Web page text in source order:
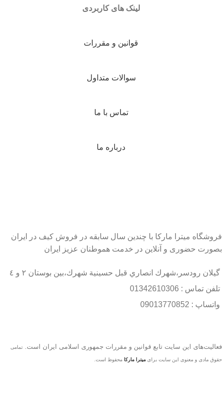
لینک های کاربردی
قوانین و مقررات
سوالات متداول
تماس با ما
درباره ما
فروشگاه میترا مارکا با چندین سال سابقه در فروش کیف در ایران
بصورت حضوری و آنلاین در خدمت هموطنان عزیز ایران
گيلان رودسر،شهرك انصاري قبل حسينية شهرك،بين بوستان ٢ و ٤
تلفن تماس : 01342610306
واتساپ : 09013770852
فعاليت‌های اين سايت تابع قوانين و مقررات جمهوری اسلامی ايران است. تمامی
حقوق مادی و معنوی این سایت برای میترا مارکا محفوظ است.